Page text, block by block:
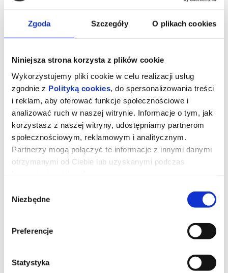
Zgoda Szczegóły O plikach cookies
Niniejsza strona korzysta z plików cookie
Wykorzystujemy pliki cookie w celu realizacji usług
zgodnie z Polityką cookies , do spersonalizowania treści
i reklam, aby oferować funkcje społecznościowe i
analizować ruch w naszej witrynie. Informacje o tym, jak
korzystasz z naszej witryny, udostępniamy partnerom
społecznościowym, reklamowym i analitycznym.
Partnerzy mogą połączyć te informacje z innymi danymi
otrzymanymi od Ciebie lub uzyskanymi podczas
zgody
Niezbędne
Preferencje
Statystyka
Kurozając i Świątynia Świstaka
Pełna przygód i humoru opowieść o rodzinie, przyjaźni i odwadze
‍Gdy wyjątkowy pół kurczak, pół zając odkrywa, że nie jest sam i
ma siostrę, a cały gatunek kurozająców potrzebuje ratunku,
Przed nim niebezpieczna droga, przeciwnicy gotowi na wszystko i